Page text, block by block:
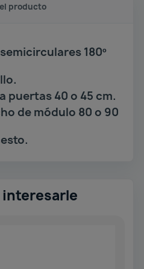
producto
180º
puertas 40 o 45 cm.
de módulo 80 o 90
interesarle